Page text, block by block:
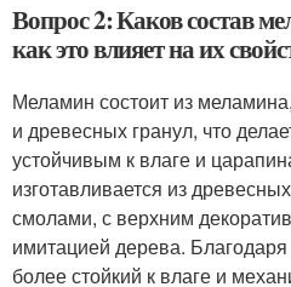
Вопрос 2: Каков состав
как это влияет на их
Меламин состоит из
и древесных гранул, что
устойчивым к влаге и
изготавливается из
смолами, с верхним
имитацией дерева.
более стойкий к влаге и